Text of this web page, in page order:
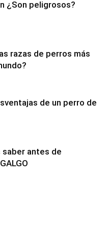
¿Son peligrosos?
razas de perros más
de un perro de
saber antes de